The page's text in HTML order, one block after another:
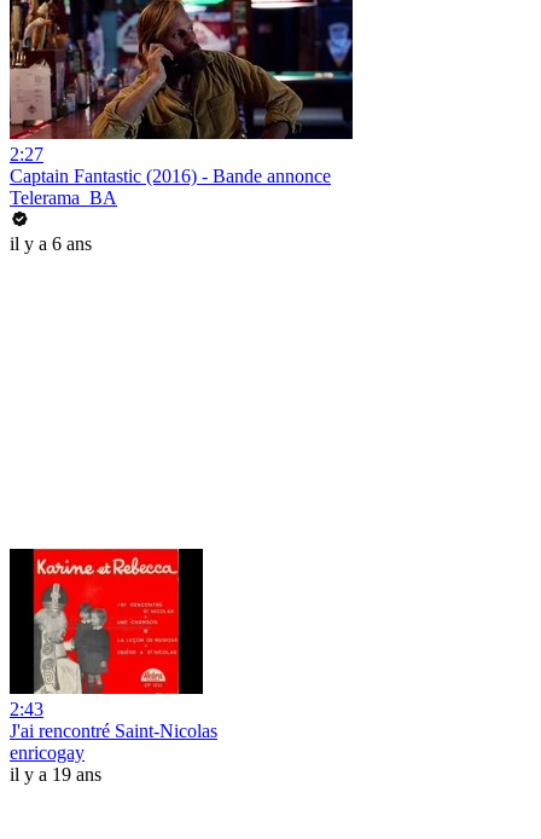
2:27
Captain Fantastic (2016) - Bande annonce
Telerama_BA
il y a 6 ans
2:43
J'ai rencontré Saint-Nicolas
enricogay
il y a 19 ans